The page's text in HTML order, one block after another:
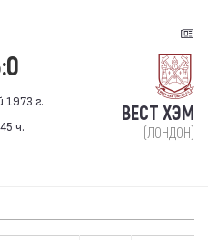
1973 г.
ч.
ВЕСТ ХЭМ
(ЛОНДОН)